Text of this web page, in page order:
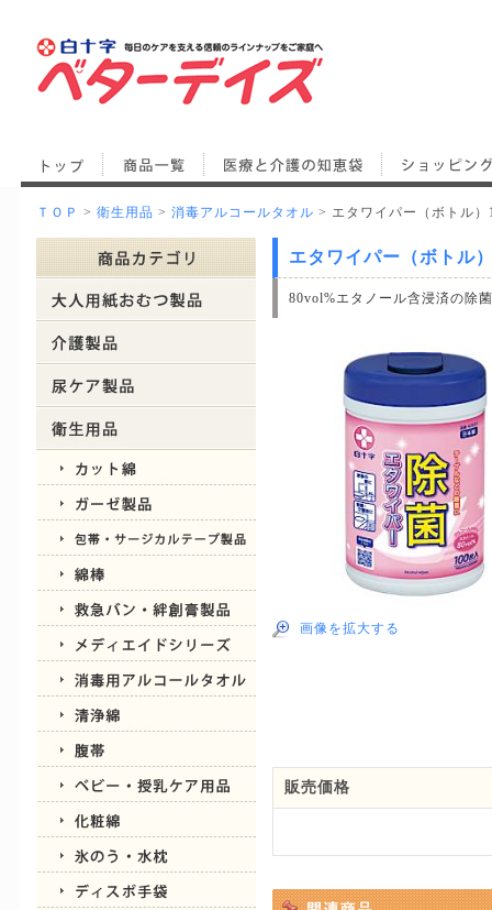
ＴＯＰ > 衛生用品 > 消毒アルコールタオル > エタワイパー（ボトル
エタワイパー（ボトル
80vol%エタノール含浸済の除
画像を拡大する
販売価格